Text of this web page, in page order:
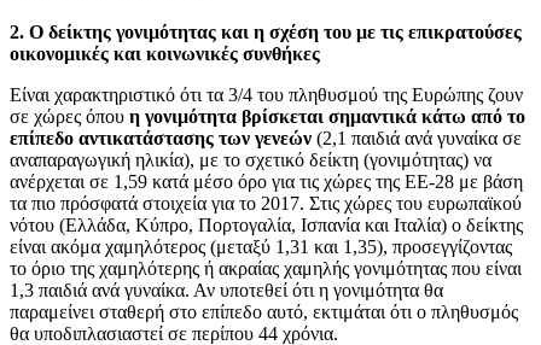
2. Ο δείκτης γονιμότητας και η σχέση του με τις επικρατούσες
οικονομικές και κοινωνικές συνθήκες
Είναι χαρακτηριστικό ότι τα 3/4 του πληθυσμού της Ευρώπης ζουν
σε χώρες όπου η γονιμότητα βρίσκεται σημαντικά κάτω από το
επίπεδο αντικατάστασης των γενεών (2,1 παιδιά ανά γυναίκα σε
αναπαραγωγική ηλικία), με το σχετικό δείκτη (γονιμότητας) να
ανέρχεται σε 1,59 κατά μέσο όρο για τις χώρες της ΕΕ-28 με βάση
τα πιο πρόσφατά στοιχεία για το 2017. Στις χώρες του ευρωπαϊκού
νότου (Ελλάδα, Κύπρο, Πορτογαλία, Ισπανία και Ιταλία) ο δείκτης
είναι ακόμα χαμηλότερος (μεταξύ 1,31 και 1,35), προσεγγίζοντας
το όριο της χαμηλότερης ή ακραίας χαμηλής γονιμότητας που είναι
1,3 παιδιά ανά γυναίκα. Αν υποτεθεί ότι η γονιμότητα θα
παραμείνει σταθερή στο επίπεδο αυτό, εκτιμάται ότι ο πληθυσμός
θα υποδιπλασιαστεί σε περίπου 44 χρόνια.